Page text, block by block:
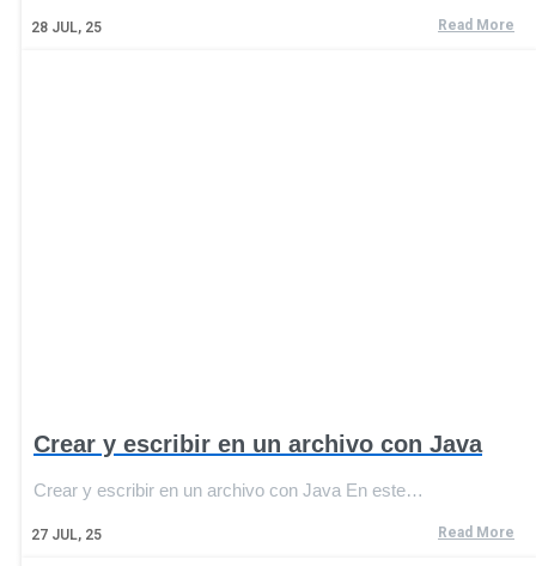
28 JUL, 25 Read More
Crear y escribir en un archivo con Java
27 JUL, 25
Crear y escribir en un archivo con Java En este…
Read More